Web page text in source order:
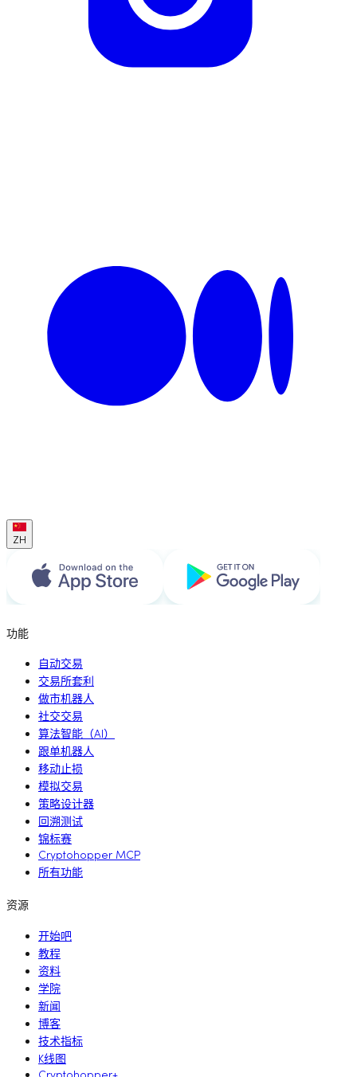
ZH
功能
自动交易
交易所套利
做市机器人
社交交易
算法智能（AI）
跟单机器人
移动止损
模拟交易
策略设计器
回溯测试
锦标赛
Cryptohopper MCP
所有功能
资源
开始吧
教程
资料
学院
新闻
博客
技术指标
K线图